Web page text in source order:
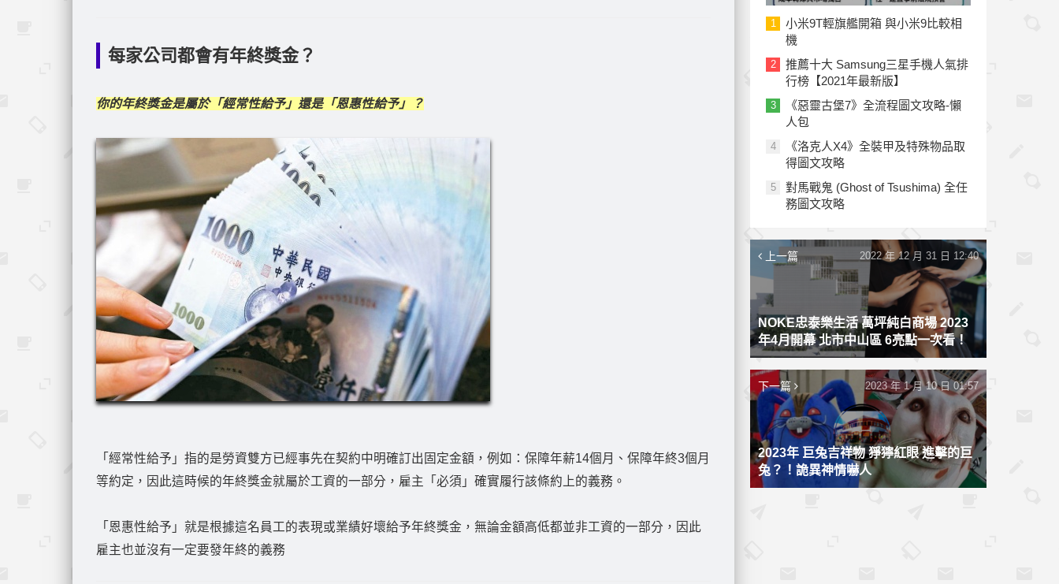
每家公司都會有年終獎金？
你的年終獎金是屬於「經常性給予」還是「恩惠性給予」？
「經常性給予」指的是勞資雙方已經事先在契約中明確訂出固定金額，例如：保障年薪14個月、保障年終3個月
等約定，因此這時候的年終獎金就屬於工資的一部分，雇主「必須」確實履行該條約上的義務。
「恩惠性給予」就是根據這名員工的表現或業績好壞給予年終獎金，無論金額高低都並非工資的一部分，因此
雇主也並沒有一定要發年終的義務
家與民代質疑「EZ WAY 易利委」曝三
大治理漏洞
1
小米9T輕旗艦開箱 與小米9比較相
機
2
推薦十大 Samsung三星手機人氣排
行榜【2021年最新版】
3
《惡靈古堡7》全流程圖文攻略-懶
人包
4
《洛克人X4》全裝甲及特殊物品取
得圖文攻略
5
對馬戰鬼 (Ghost of Tsushima) 全任
務圖文攻略
上一篇
NOKE忠泰樂生活 萬坪純白商場 2023
年4月開幕 北市中山區 6亮點一次看！
2022 年 12 月 31 日 12:40
下一篇
2023年 巨兔吉祥物 猙獰紅眼 進擊的巨
兔？！詭異神情嚇人
2023 年 1 月 10 日 01:57